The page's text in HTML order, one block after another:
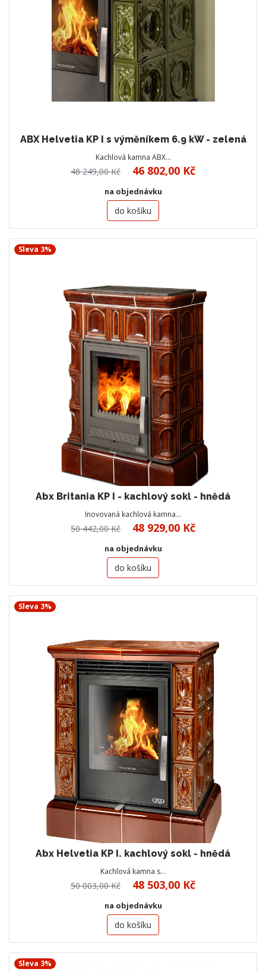
ABX Helvetia KP I s výměníkem 6.9 kW - zelená
Kachlová kamna ABX…
48 249,00 Kč 46 802,00 Kč
na objednávku
do košíku
Sleva 3%
Abx Britania KP I - kachlový sokl - hnědá
Inovovaná kachlová kamna…
50 442,00 Kč 48 929,00 Kč
na objednávku
do košíku
Sleva 3%
Abx Helvetia KP I. kachlový sokl - hnědá
Kachlová kamna s…
50 003,00 Kč 48 503,00 Kč
na objednávku
do košíku
Sleva 3%